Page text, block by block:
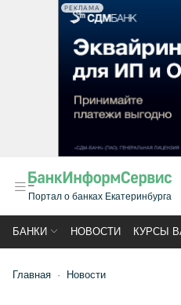
РЕКЛАМА
Портал о банках Екатеринбурга
БАНКИ НОВОСТИ КУРСЫ
Главная Новости